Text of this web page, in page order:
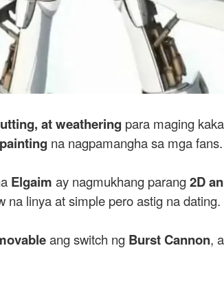
at weathering para maging
na nagpamangha sa mga fans.
Elgaim ay nagmukhang parang2D
na linya at simple pero astig na dating.
ang switch ng Burst Cannon,